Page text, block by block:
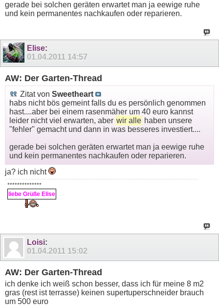
gerade bei solchen geräten erwartet man ja eewige ruhe
und kein permanentes nachkaufen oder reparieren.
Elise:
01.04.2011 14:57
AW: Der Garten-Thread
Zitat von Sweetheart
habs nicht bös gemeint falls du es persönlich genommen
hast....aber bei einem rasenmäher um 40 euro kannst
leider nicht viel erwarten, aber wir alle haben unsere
"fehler" gemacht und dann in was besseres investiert....
gerade bei solchen geräten erwartet man ja eewige ruhe
und kein permanentes nachkaufen oder reparieren.
ja? ich nicht
**************
liebe Grüße Elise
Loisi:
01.04.2011 15:02
AW: Der Garten-Thread
ich denke ich weiß schon besser, dass ich für meine 8 m2
gras (rest ist terrasse) keinen supertuperschneider brauch
um 500 euro